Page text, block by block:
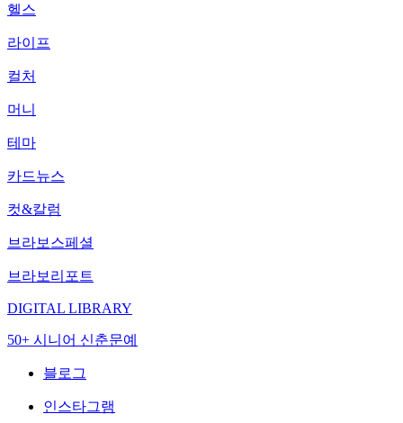
헬스
라이프
컬처
머니
테마
카드뉴스
컷&칼럼
브라보스페셜
브라보리포트
DIGITAL LIBRARY
50+ 시니어 신춘문예
블로그
인스타그램